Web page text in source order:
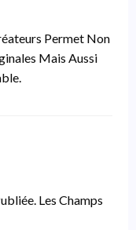
Permet Non
Mais Aussi
Les Champs